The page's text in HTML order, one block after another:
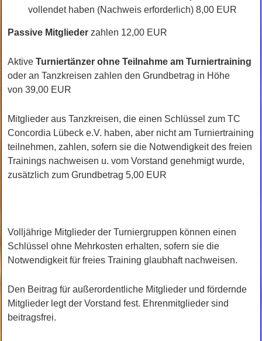
vollendet haben (Nachweis erforderlich) 8,00 EUR
Passive Mitglieder zahlen 12,00 EUR
Aktive Turniertänzer ohne Teilnahme am Turniertraining
oder an Tanzkreisen zahlen den Grundbetrag in Höhe
von 39,00 EUR
Mitglieder aus Tanzkreisen, die einen Schlüssel zum TC
Concordia Lübeck e.V. haben, aber nicht am Turniertraining
teilnehmen, zahlen, sofern sie die Notwendigkeit des freien
Trainings nachweisen u. vom Vorstand genehmigt wurde,
zusätzlich zum Grundbetrag 5,00 EUR
Volljährige Mitglieder der Turniergruppen können einen
Schlüssel ohne Mehrkosten erhalten, sofern sie die
Notwendigkeit für freies Training glaubhaft nachweisen.
Den Beitrag für außerordentliche Mitglieder und fördernde
Mitglieder legt der Vorstand fest. Ehrenmitglieder sind
beitragsfrei.